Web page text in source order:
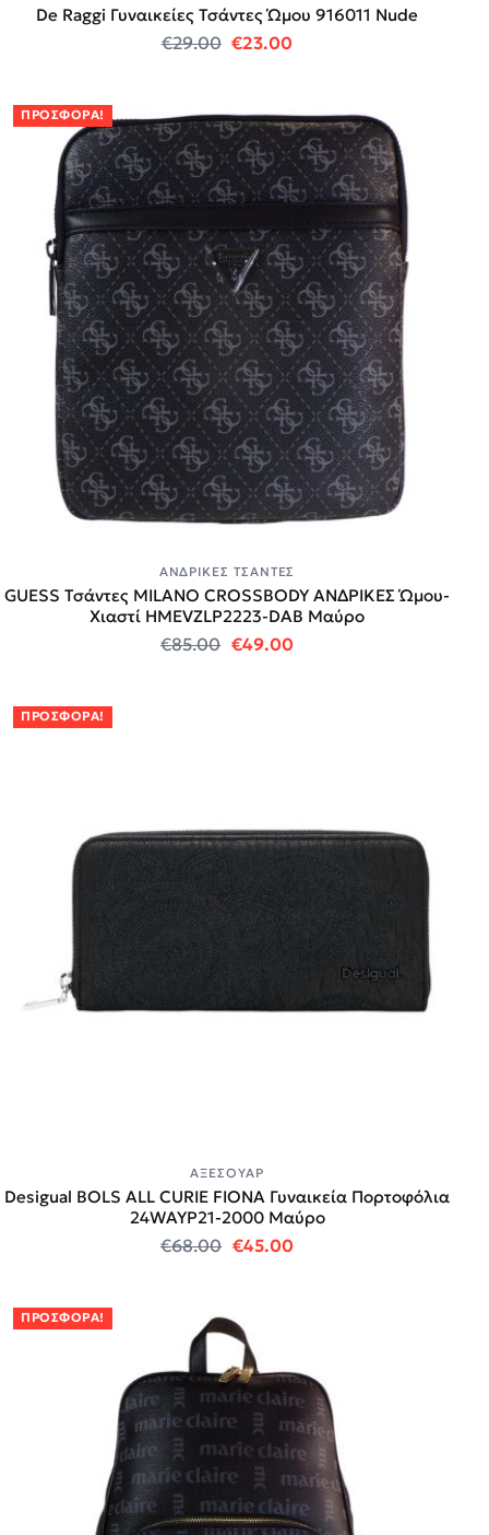
De Raggi Γυναικείες Τσάντες Ώμου 916011 Nude
€29.00 Original price was: €29.00.
€23.00Η τρέχουσα τιμή
ΠΡΟΣΦΟΡΆ!
ΑΝΔΡΙΚΈΣ ΤΣΆΝΤΕΣ
GUESS Τσάντες MILANO CROSSBODY ΑΝΔΡΙΚΕΣ Ώμου-
Χιαστί HMEVZLP2223-DAB Μαύρο
€85.00 Original price was: €85.00.
€49.00Η τρέχουσα τιμή
ΠΡΟΣΦΟΡΆ!
ΑΞΕΣΟΥΆΡ
Desigual BOLS ALL CURIE FIONA Γυναικεία Πορτοφόλια
24WAYP21-2000 Μαύρο
€68.00 Original price was: €68.00.
€45.00Η τρέχουσα τιμή
ΠΡΟΣΦΟΡΆ!